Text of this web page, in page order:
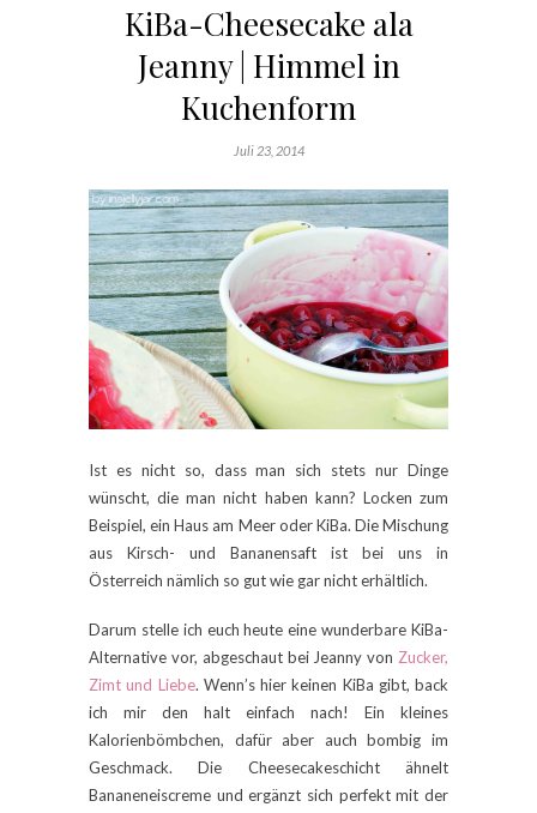
KiBa-Cheesecake ala
Jeanny | Himmel in
Kuchenform
Juli 23, 2014
Ist es nicht so, dass man sich stets nur Dinge
wünscht, die man nicht haben kann? Locken zum
Beispiel, ein Haus am Meer oder KiBa. Die Mischung
aus Kirsch- und Bananensaft ist bei uns in
Österreich nämlich so gut wie gar nicht erhältlich.
Darum stelle ich euch heute eine wunderbare KiBa-
Alternative vor, abgeschaut bei Jeanny von Zucker,
Zimt und Liebe. Wenn’s hier keinen KiBa gibt, back
ich mir den halt einfach nach! Ein kleines
Kalorienbömbchen, dafür aber auch bombig im
Geschmack. Die Cheesecakeschicht ähnelt
Bananeneiscreme und ergänzt sich perfekt mit der